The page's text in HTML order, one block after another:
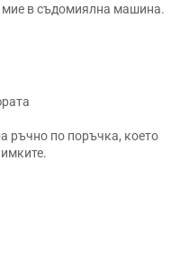
мие в съдомиялна машина.
ръчно по поръчка, което